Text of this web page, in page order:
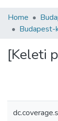
Statistics
Home
Budapest-
[Keleti